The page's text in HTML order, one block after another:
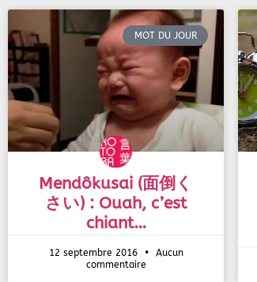
MOT DU JOUR
Mendôkusai (面倒く
さい) : Ouah, c’est
chiant…
12 septembre 2016
Aucun
commentaire